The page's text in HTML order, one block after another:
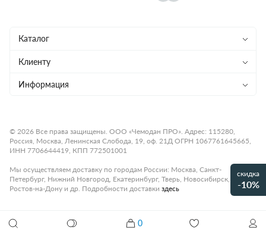
0
Каталог
Чемоданы
Рюкзаки
Аксессуары
Премиум
Акции и распродажи
Клиенту
Магазины
Гарантия и возврат
Карьера
Информация
Программа лояльности
Подарочные карты
Статьи
Контакты
Как настроить кодовый замок
© 2026 Все права защищены. ООО «Чемодан ПРО». Адрес: 115280,
Россия, Москва, Ленинская Слобода, 19, оф. 21Д ОГРН 1067761645665,
ИНН 7706644419, КПП 772501001
Мы осуществляем доставку по городам России: Москва, Санкт-
Петербург, Нижний Новгород, Екатеринбург, Тверь, Новосибирск,
Ростов-на-Дону и др. Подробности доставки здесь
скидка
-10%